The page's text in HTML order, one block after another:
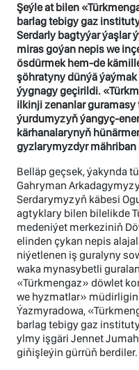
Şeýle at bilen
barlag tebigy gaz
Serdarly bagtyýar ýaşlar
miras goýan nepis we
ösdürmek hem-de
şöhratyny dünýä
ýygnagy geçirildi.
ilkinji zenanlar
ýurdumyzyň ýangyç-
kärhanalarynyň
gyzlarymyzdyr mähriban
Belläp geçsek, ýakynda
Gahryman
Serdarymyzyň käbesi
agtyklary bilen bilelikde
medeniýet merkeziniň
elinden çykan nepis
niýetlenen iş guralyny
waka mynasybetli
«Türkmengaz» döwlet
we hyzmatlar»
Ýazmyradowa,
barlag tebigy gaz
ylmy işgäri Jennet
giňişleýin gürrüň berdiler.